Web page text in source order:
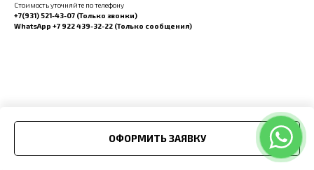
ОФОРМИТЬ ЗАЯВКУ
Стоимость уточняйте по телефону
+7(931) 521-43-07 (Только звонки)
WhatsApp +7 922 439-32-22 (Только сообщения)